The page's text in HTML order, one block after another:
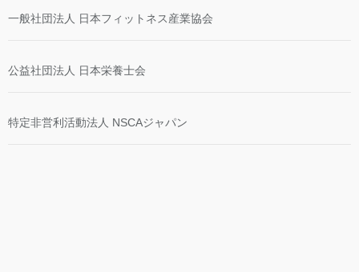
一般社団法人 日本フィットネス産業協会
公益社団法人 日本栄養士会
特定非営利活動法人 NSCAジャパン